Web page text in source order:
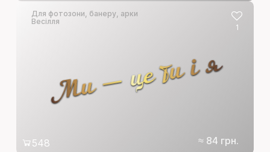
Ми — це ти і я
Для фотозони, банеру, арки
Весілля
≈ 84 грн.
1
548